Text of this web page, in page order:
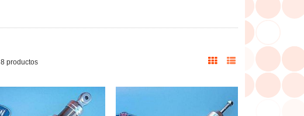
8 productos